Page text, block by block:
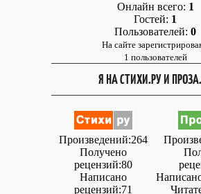
Онлайн всего: 1
Гостей: 1
Пользователей: 0
На сайте
1 пользователей
Я НА СТИХИ.РУ И
Произведений:264
Получено
рецензий:80
Написано
рецензий:71